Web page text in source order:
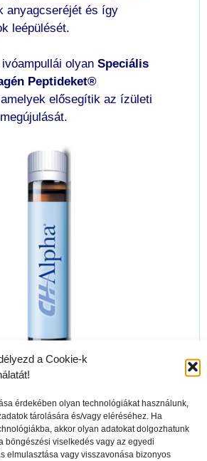
a Cookie-k
érdekében olyan technológiákat használunk,
tárolására és/vagy eléréséhez. Ha
akkor olyan adatokat dolgozhatunk
böngészési viselkedés vagy az egyedi
elmulasztása vagy visszavonása bizonyos
anyagcseréjét és így
leépülését.
ivóampullái olyan Speciális
Peptideket®
elősegítik az ízületi
bizonyítják, hogy a
kollagénpeptideknem
azízületet alkotó
saját
is serkentika szöveti